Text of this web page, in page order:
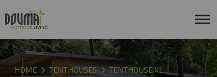
HOME TENTHOUSES TENTHOUSE XL